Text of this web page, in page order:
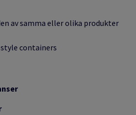
av samma eller olika produkter
containers